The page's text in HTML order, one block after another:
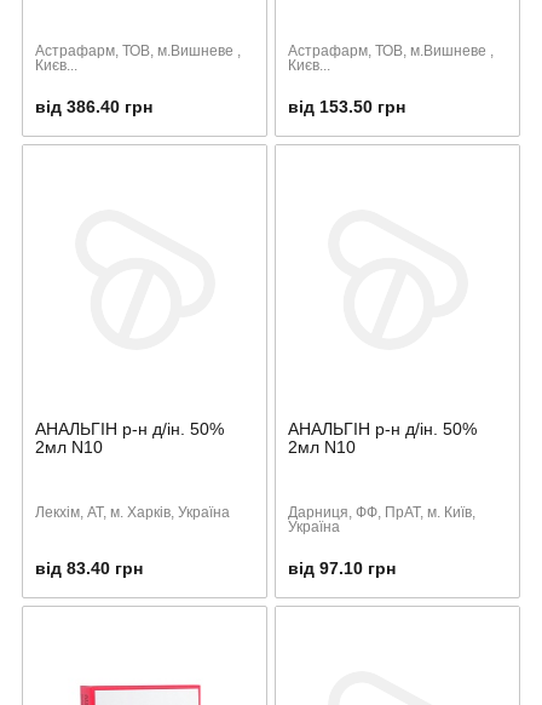
Астрафарм, ТОВ, м.Вишневе ,
Києв...
від 386.40 грн
Астрафарм, ТОВ, м.Вишневе ,
Києв...
від 153.50 грн
АНАЛЬГІН р-н д/ін. 50%
2мл N10
Лекхiм, АТ, м. Харків, Україна
від 83.40 грн
АНАЛЬГІН р-н д/ін. 50%
2мл N10
Дарниця, ФФ, ПрАТ, м. Київ,
Україна
від 97.10 грн